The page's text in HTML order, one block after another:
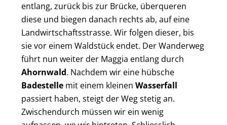
entlang, zurück bis zur Brücke, überqueren
diese und biegen danach rechts ab, auf eine
Landwirtschaftsstrasse. Wir folgen dieser, bis
sie vor einem Waldstück endet. Der Wanderweg
führt nun weiter der Maggia entlang durch
Ahornwald. Nachdem wir eine hübsche
Badestelle mit einem kleinen Wasserfall
passiert haben, steigt der Weg stetig an.
Zwischendurch müssen wir ein wenig